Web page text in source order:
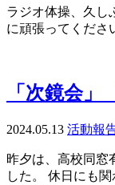
ラジオ体操、久し
に頑張ってくださ
「次鏡会
2024.05.13 活動報
昨夕は、高校同窓
した。 休日にも